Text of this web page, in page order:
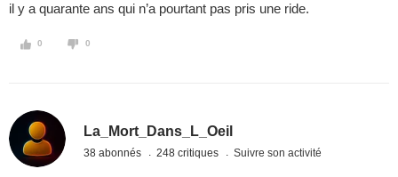
il y a quarante ans qui n’a pourtant pas pris une ride.
0 0
La_Mort_Dans_L_Oeil
38 abonnés 248 critiques Suivre son activité